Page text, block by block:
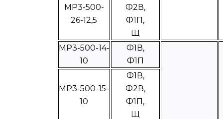
МР3-500-
26-12,5
Ф2В,
Ф1П,
Щ
МР3-500-14-
10
Ф1В,
Ф1П
МР3-500-15-
10
Ф1В,
Ф2В,
Ф1П,
Щ